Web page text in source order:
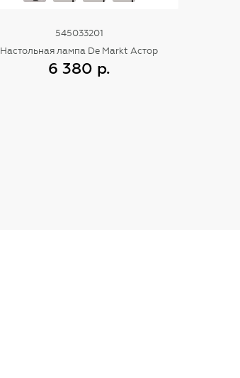
545033201
Настольная лампа De Markt Астор
6 380 р.